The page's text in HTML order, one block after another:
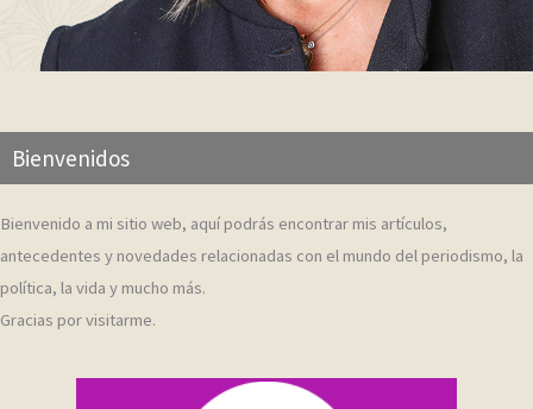
Bienvenidos
Bienvenido a mi sitio web, aquí podrás encontrar mis artículos,
antecedentes y novedades relacionadas con el mundo del periodismo, la
política, la vida y mucho más.
Gracias por visitarme.